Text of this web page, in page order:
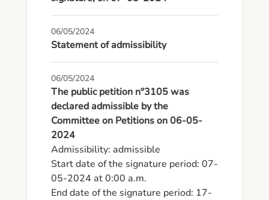
06/05/2024
Statement of admissibility
06/05/2024
The public petition n°3105 was
declared admissible by the
Committee on Petitions on 06-05-
2024
Admissibility: admissible
Start date of the signature period: 07-
05-2024 at 0:00 a.m.
End date of the signature period: 17-